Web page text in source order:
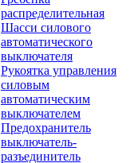
распределительная
Шасси силового
автоматического
выключателя
Рукоятка управления
силовым
автоматическим
выключателем
Предохранитель
выключатель-
разъединитель